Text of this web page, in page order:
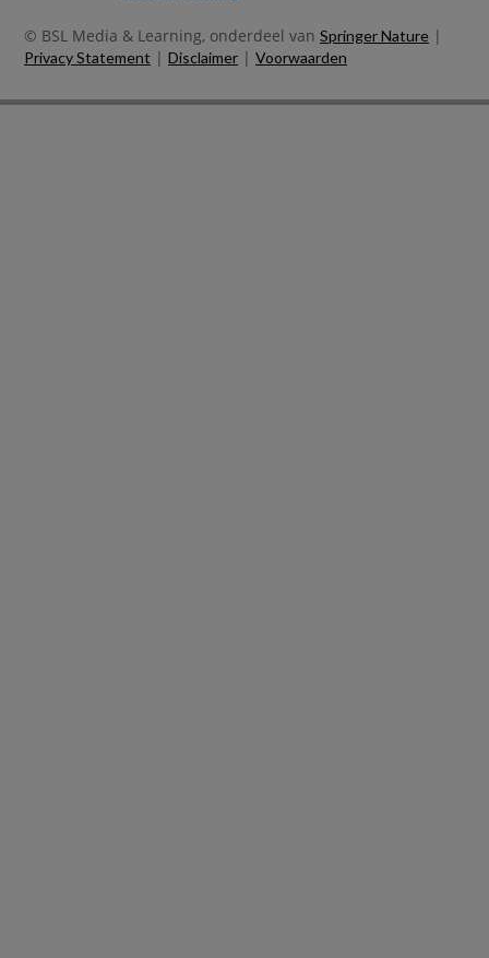
© BSL Media & Learning, onderdeel van Springer Nature |
Privacy Statement | Disclaimer | Voorwaarden